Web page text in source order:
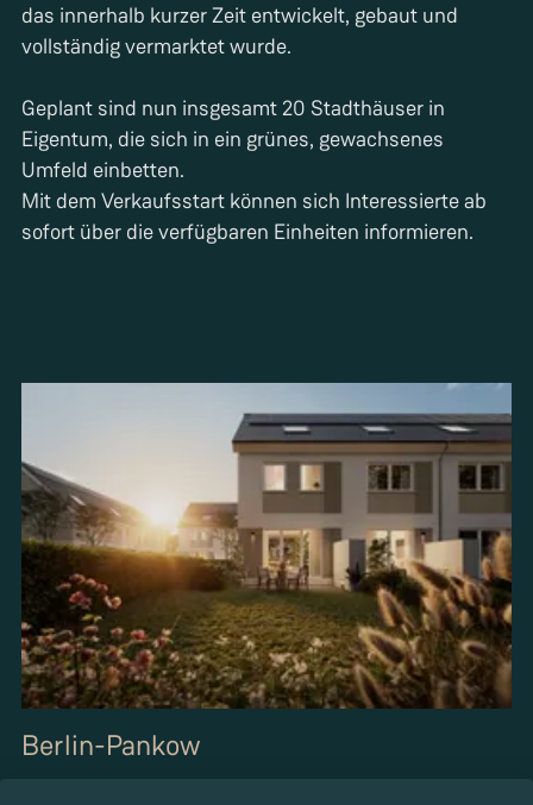
das innerhalb kurzer Zeit entwickelt, gebaut und
vollständig vermarktet wurde.
Geplant sind nun insgesamt 20 Stadthäuser in
Eigentum, die sich in ein grünes, gewachsenes
Umfeld einbetten.
Mit dem Verkaufsstart können sich Interessierte ab
sofort über die verfügbaren Einheiten informieren.
Berlin-Pankow